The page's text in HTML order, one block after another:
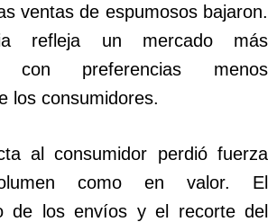
ventas de espumosos bajaron.
refleja un mercado más
con preferencias menos
los consumidores.
al consumidor perdió fuerza
como en valor. El
de los envíos y el recorte del